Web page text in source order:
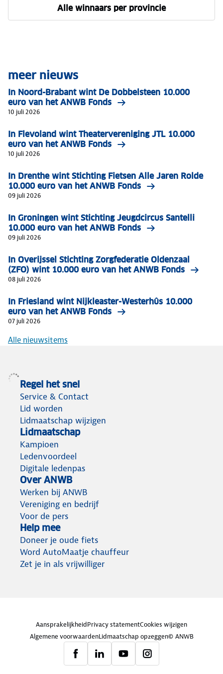
Alle winnaars per provincie
meer nieuws
In Noord-Brabant wint De Dobbelsteen 10.000
euro van het ANWB Fonds
10 juli 2026
In Flevoland wint Theatervereniging JTL 10.000
euro van het ANWB Fonds
10 juli 2026
In Drenthe wint Stichting Fietsen Alle Jaren Rolde
10.000 euro van het ANWB Fonds
09 juli 2026
In Groningen wint Stichting Jeugdcircus Santelli
10.000 euro van het ANWB Fonds
09 juli 2026
In Overijssel Stichting Zorgfederatie Oldenzaal
(ZFO) wint 10.000 euro van het ANWB Fonds
08 juli 2026
In Friesland wint Nijkleaster-Westerhûs 10.000
euro van het ANWB Fonds
07 juli 2026
Alle nieuwsitems
Regel het snel
Service & Contact
Lid worden
Lidmaatschap wijzigen
Lidmaatschap
Kampioen
Ledenvoordeel
Digitale ledenpas
Over ANWB
Werken bij ANWB
Vereniging en bedrijf
Voor de pers
Help mee
Doneer je oude fiets
Word AutoMaatje chauffeur
Zet je in als vrijwilliger
AansprakelijkheidPrivacy statementCookies wijzigen
Algemene voorwaardenLidmaatschap opzeggen© ANWB